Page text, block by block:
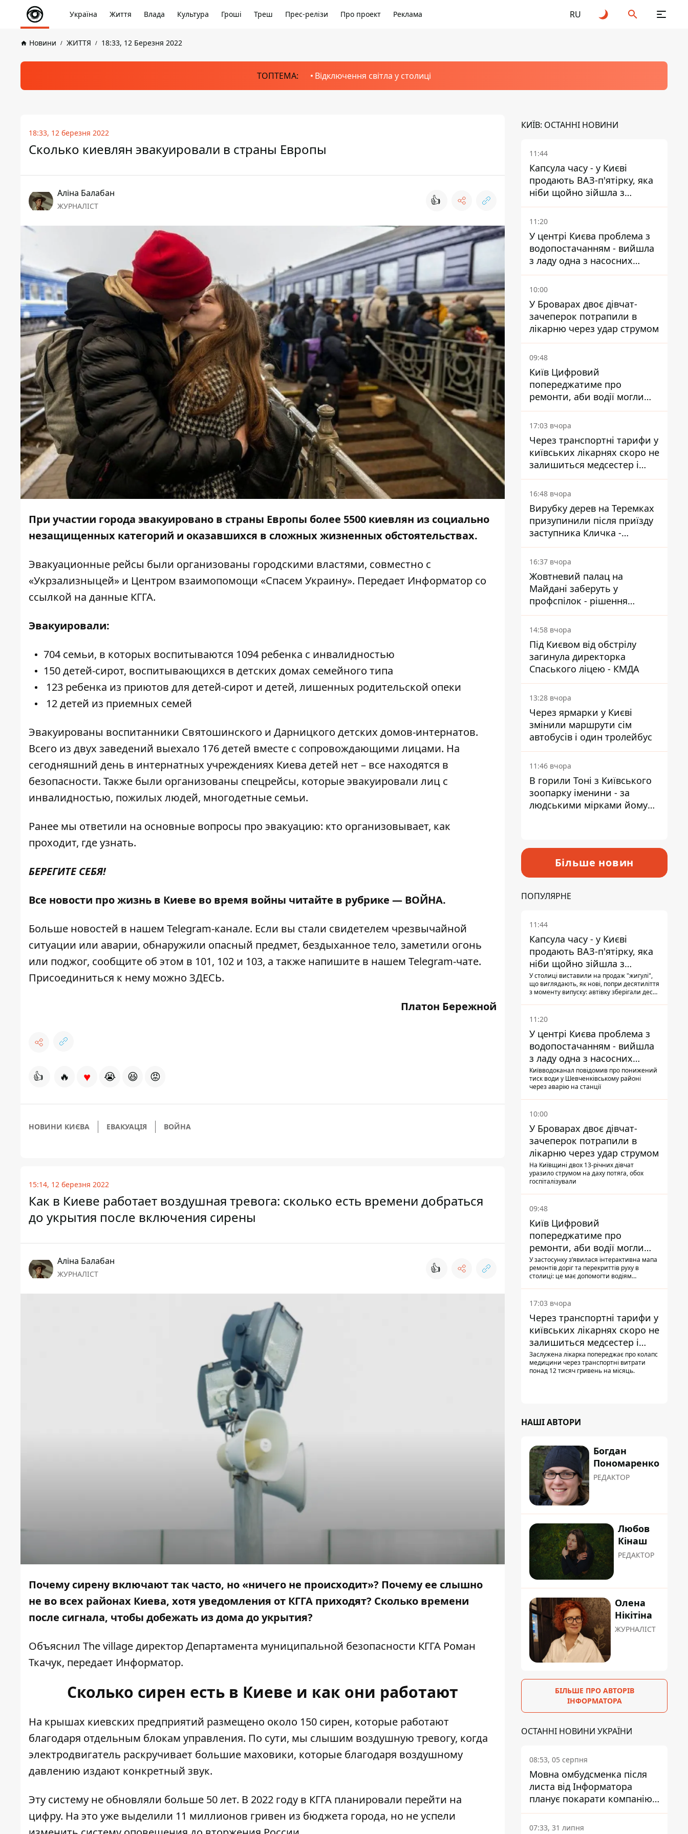
Україна Життя Влада Культура Гроші Треш Прес-релізи Про проект Реклама RU
Новини ЖИТТЯ 18:33, 12 Березня 2022
ТОПТЕМА: Відключення світла у столиці
18:33, 12 березня 2022
Сколько киевлян эвакуировали в страны Европы
Аліна Балабан
ЖУРНАЛІСТ 👍
При участии города эвакуировано в страны Европы более 5500 киевлян из социально
незащищенных категорий и оказавшихся в сложных жизненных обстоятельствах.
Эвакуационные рейсы были организованы городскими властями, совместно с
«Укрзализныцей» и Центром взаимопомощи «Спасем Украину». Передает Информатор со
ссылкой на данные КГГА.
Эвакуировали:
704 семьи, в которых воспитываются 1094 ребенка с инвалидностью
150 детей-сирот, воспитывающихся в детских домах семейного типа
123 ребенка из приютов для детей-сирот и детей, лишенных родительской опеки
12 детей из приемных семей
Эвакуированы воспитанники Святошинского и Дарницкого детских домов-интернатов.
Всего из двух заведений выехало 176 детей вместе с сопровождающими лицами. На
сегодняшний день в интернатных учреждениях Киева детей нет – все находятся в
безопасности. Также были организованы спецрейсы, которые эвакуировали лиц с
инвалидностью, пожилых людей, многодетные семьи.
Ранее мы ответили на основные вопросы про эвакуацию: кто организовывает, как
проходит, где узнать.
БЕРЕГИТЕ СЕБЯ!
Все новости про жизнь в Киеве во время войны читайте в рубрике — ВОЙНА.
Больше новостей в нашем Telegram-канале. Если вы стали свидетелем чрезвычайной
ситуации или аварии, обнаружили опасный предмет, бездыханное тело, заметили огонь
или поджог, сообщите об этом в 101, 102 и 103, а также напишите в нашем Telegram-чате.
Присоединиться к нему можно ЗДЕСЬ.
Платон Бережной
👍 🔥 ♥ 😭 😆 😡
НОВИНИ КИЄВА ЕВАКУАЦІЯ ВОЙНА
15:14, 12 березня 2022
Как в Киеве работает воздушная тревога: сколько есть времени добраться
до укрытия после включения сирены
Аліна Балабан
ЖУРНАЛІСТ 👍
Почему сирену включают так часто, но «ничего не происходит»? Почему ее слышно
не во всех районах Киева, хотя уведомления от КГГА приходят? Сколько времени
после сигнала, чтобы добежать из дома до укрытия?
Объяснил The villageдиректор Департамента муниципальной безопасности КГГА Роман
Ткачук, передает Информатор.
Сколько сирен есть в Киеве и как они работают
На крышах киевских предприятий размещено около 150 сирен, которые работают
благодаря отдельным блокам управления. По сути, мы слышим воздушную тревогу, когда
электродвигатель раскручивает большие маховики, которые благодаря воздушному
давлению издают конкретный звук.
Эту систему не обновляли больше 50 лет. В 2022 году в КГГА планировали перейти на
цифру. На это уже выделили 11 миллионов гривен из бюджета города, но не успели
КИЇВ: ОСТАННІ НОВИНИ
11:44
Капсула часу - у Києві
продають ВАЗ-п'ятірку, яка
ніби щойно зійшла з
конвейєра
11:20
У центрі Києва проблема з
водопостачанням - вийшла
з ладу одна з насосних
станцій
10:00
У Броварах двоє дівчат-
зачеперок потрапили в
лікарню через удар струмом
09:48
Київ Цифровий
попереджатиме про
ремонти, аби водії могли
уникати ділянок із заторами
17:03 вчора
Через транспортні тарифи у
київських лікарнях скоро не
залишиться медсестер і
санітарок - професор
Голубовська
16:48 вчора
Вирубку дерев на Теремках
призупинили після приїзду
заступника Кличка -
почався діалог
16:37 вчора
Жовтневий палац на
Майдані заберуть у
профспілок - рішення
Господарського суду
14:58 вчора
Під Києвом від обстрілу
загинула директорка
Спаського ліцею - КМДА
13:28 вчора
Через ярмарки у Києві
змінили маршрути сім
автобусів і один тролейбус
11:46 вчора
В горили Тоні з Київського
зоопарку іменини - за
людськими мірками йому
Більше новин
ПОПУЛЯРНЕ
11:44
Капсула часу - у Києві
продають ВАЗ-п'ятірку, яка
ніби щойно зійшла з
конвейєра
У столиці виставили на продаж "жигулі",
що виглядають, як нові, попри десятиліття
з моменту випуску: автівку зберігали десь
11:20
У центрі Києва проблема з
водопостачанням - вийшла
з ладу одна з насосних
станцій
Київводоканал повідомив про понижений
тиск води у Шевченківському районі
через аварію на станції
10:00
У Броварах двоє дівчат-
зачеперок потрапили в
лікарню через удар струмом
На Київщині двох 13-річних дівчат
уразило струмом на даху потяга, обох
госпіталізували
09:48
Київ Цифровий
попереджатиме про
ремонти, аби водії могли
уникати ділянок із заторами
У застосунку зʼявилася інтерактивна мапа
ремонтів доріг та перекриттів руху в
столиці: це має допомогти водіям
17:03 вчора
Через транспортні тарифи у
київських лікарнях скоро не
залишиться медсестер і
санітарок - професор
Голубовська
Заслужена лікарка попереджає про колапс
медицини через транспортні витрати
понад 12 тисяч гривень на місяць.
НАШІ АВТОРИ
Богдан
Пономаренко
РЕДАКТОР
Любов
Кінаш
РЕДАКТОР
Олена
Нікітіна
ЖУРНАЛІСТ
БІЛЬШЕ ПРО АВТОРІВ
ІНФОРМАТОРА
ОСТАННІ НОВИНИ УКРАЇНИ
08:53, 05 серпня
Мовна омбудсменка після
листа від Інформатора
планує покарати компанію-
підрядника ПриватБанку
07:33, 31 липня